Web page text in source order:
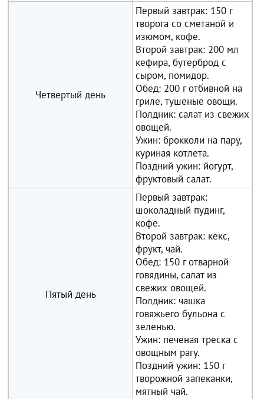
Четвертый день
Первый завтрак: 150 г
творога со сметаной и
изюмом, кофе.
Второй завтрак: 200 мл
кефира, бутерброд с
сыром, помидор.
Обед: 200 г отбивной на
гриле, тушеные овощи.
Полдник: салат из свежих
овощей.
Ужин: брокколи на пару,
куриная котлета.
Поздний ужин: йогурт,
фруктовый салат.
Пятый день
Первый завтрак:
шоколадный пудинг,
кофе.
Второй завтрак: кекс,
фрукт, чай.
Обед: 150 г отварной
говядины, салат из
свежих овощей.
Полдник: чашка
говяжьего бульона с
зеленью.
Ужин: печеная треска с
овощным рагу.
Поздний ужин: 150 г
творожной запеканки,
мятный чай.